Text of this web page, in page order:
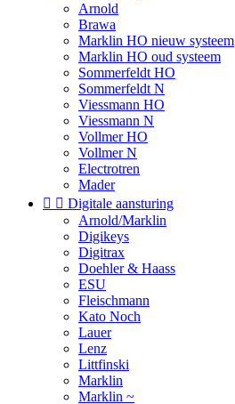
Arnold
Brawa
Marklin HO nieuw systeem
Marklin HO oud systeem
Sommerfeldt HO
Sommerfeldt N
Viessmann HO
Viessmann N
Vollmer HO
Vollmer N
Electrotren
Mader
  Digitale aansturing
Arnold/Marklin
Digikeys
Digitrax
Doehler & Haass
ESU
Fleischmann
Kato Noch
Lauer
Lenz
Littfinski
Marklin
Marklin ~